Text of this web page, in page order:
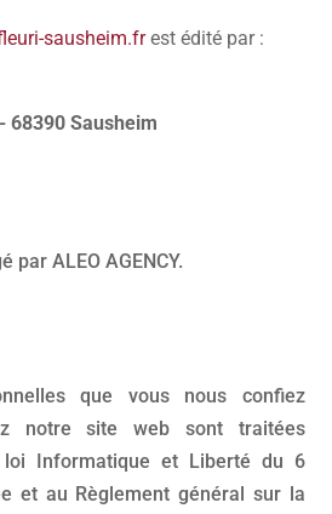
sausheim.frest édité par :
68390 Sausheim
par ALEO AGENCY.
que vous nous confiez
notre site web sont traitées
Informatique et Liberté du 6
et au Règlement général sur la